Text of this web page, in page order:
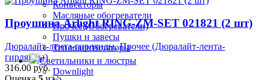
Конвекторы
Масляные обогреватели
Прочее (Обогреватели)
Пушки и завесы
Тепловентиляторы
Светильники и люстры
Downlight
Проушина Arlight RING-ZM-SET 021821 (2 шт)
Дюралайт-лента-гирлянды,Прочее (Дюралайт-лента-
гирлянды)
316.00 руб.